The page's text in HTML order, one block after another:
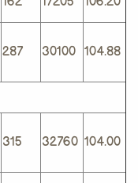
287 30100 104.88
315 32760 104.00